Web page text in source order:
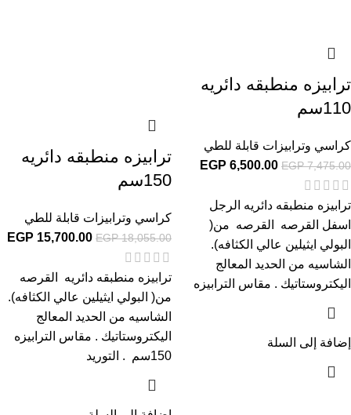
ترابيزه منطبقه دائريه
110سم
كراسي وترابيزات قابلة للطي
EGP7,475.00
EGP 6,500.00
ترابيزه منطبقه دائريه الرجل
اسفل القرصه القرصه من(
البولي ايثيلين عالي الكثافه).
الشاسيه من الحديد المعالج
اليكتروستاتيك . مقاس الترابيزه
إضافة إلى السلة
ترابيزه منطبقه دائريه
150سم
كراسي وترابيزات قابلة للطي
EGP18,055.00
EGP 15,700.00
ترابيزه منطبقه دائريه القرصه
من( البولي ايثيلين عالي الكثافه).
الشاسيه من الحديد المعالج
اليكتروستاتيك . مقاس الترابيزه
150سم . التوريد